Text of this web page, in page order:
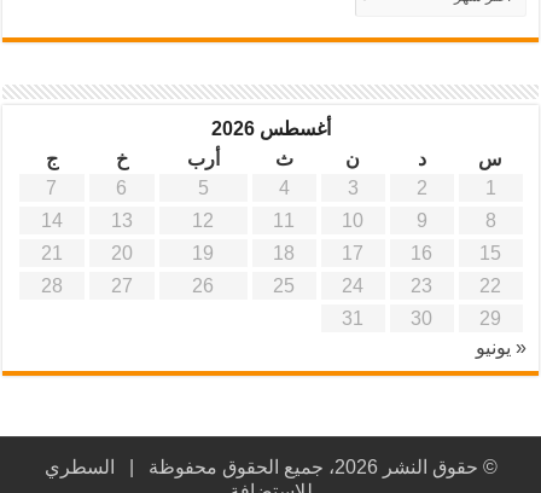
موقع
آفاق
أغسطس 2026
س
د ن ث أرب خ
ج
1
2
3
4
5
6
7
8
9
10
11
12
13
14
15
16
17
18
19
20
21
22
23
24
25
26
27
28
29
30
31
« يونيو
© حقوق النشر 2026، جميع الحقوق محفوظة |
السطري